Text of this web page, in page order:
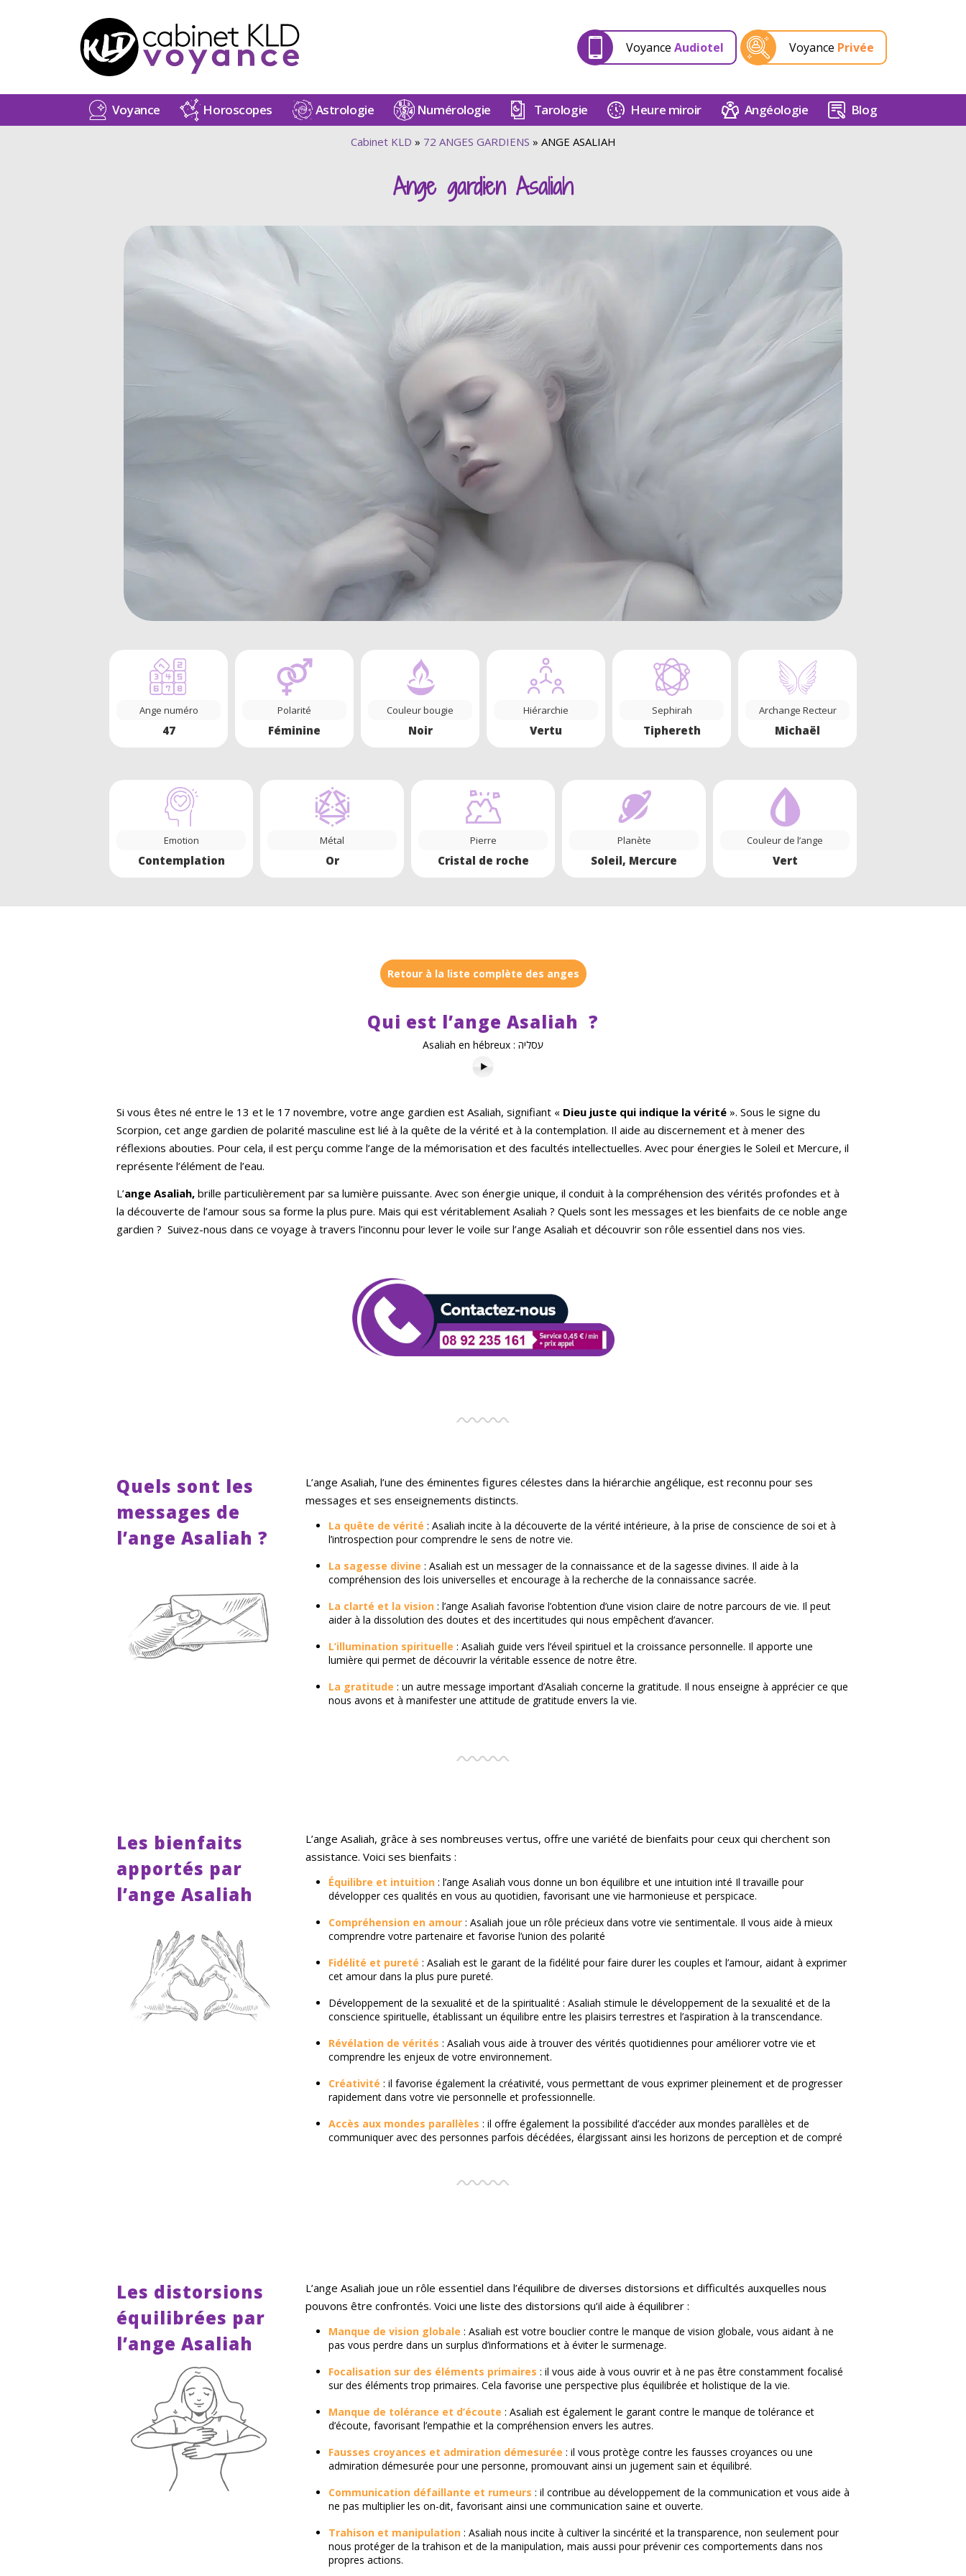
Voyance Audiotel Voyance Privée
Voyance Horoscopes Astrologie Numérologie Tarologie Heure miroir Angéologie Blog
Cabinet KLD » 72 ANGES GARDIENS » ANGE ASALIAH
Ange gardien Asaliah
Ange numéro
47
Polarité
Féminine
Couleur bougie
Noir
Hiérarchie
Vertu
Sephirah
Tiphereth
Archange Recteur
Michaël
Emotion
Contemplation
Métal
Or
Pierre
Cristal de roche
Planète
Soleil, Mercure
Couleur de l’ange
Vert
Retour à la liste complète des anges
Qui est l’ange Asaliah ?
Asaliah en hébreux : עסליה
Si vous êtes né entre le 13 et le 17 novembre, votre ange gardien est Asaliah, signifiant « Dieu juste qui indique la vérité ». Sous le signe du
Scorpion, cet ange gardien de polarité masculine est lié à la quête de la vérité et à la contemplation. Il aide au discernement et à mener des
réflexions abouties. Pour cela, il est perçu comme l’ange de la mémorisation et des facultés intellectuelles. Avec pour énergies le Soleil et Mercure, il
représente l’élément de l’eau.
L’ange Asaliah, brille particulièrement par sa lumière puissante. Avec son énergie unique, il conduit à la compréhension des vérités profondes et à
la découverte de l’amour sous sa forme la plus pure. Mais qui est véritablement Asaliah ? Quels sont les messages et les bienfaits de ce noble ange
gardien ? Suivez-nous dans ce voyage à travers l’inconnu pour lever le voile sur l’ange Asaliah et découvrir son rôle essentiel dans nos vies.
Quels sont les
messages de
l’ange Asaliah ?
L’ange Asaliah, l’une des éminentes figures célestes dans la hiérarchie angélique, est reconnu pour ses
messages et ses enseignements distincts.
La quête de vérité : Asaliah incite à la découverte de la vérité intérieure, à la prise de conscience de soi et à
l’introspection pour comprendre le sens de notre vie.
La sagesse divine : Asaliah est un messager de la connaissance et de la sagesse divines. Il aide à la
compréhension des lois universelles et encourage à la recherche de la connaissance sacrée.
La clarté et la vision: l’ange Asaliah favorise l’obtention d’une vision claire de notre parcours de vie. Il peut
aider à la dissolution des doutes et des incertitudes qui nous empêchent d’avancer.
L’illumination spirituelle : Asaliah guide vers l’éveil spirituel et la croissance personnelle. Il apporte une
lumière qui permet de découvrir la véritable essence de notre être.
La gratitude : un autre message important d’Asaliah concerne la gratitude. Il nous enseigne à apprécier ce que
nous avons et à manifester une attitude de gratitude envers la vie.
Les bienfaits
apportés par
l’ange Asaliah
L’ange Asaliah, grâce à ses nombreuses vertus, offre une variété de bienfaits pour ceux qui cherchent son
assistance. Voici ses bienfaits :
Équilibre et intuition: l’ange Asaliah vous donne un bon équilibre et une intuition inté Il travaille pour
développer ces qualités en vous au quotidien, favorisant une vie harmonieuse et perspicace.
Compréhension en amour : Asaliah joue un rôle précieux dans votre vie sentimentale. Il vous aide à mieux
comprendre votre partenaire et favorise l’union des polarité
Fidélité et pureté : Asaliah est le garant de la fidélité pour faire durer les couples et l’amour, aidant à exprimer
cet amour dans la plus pure pureté.
Développement de la sexualité et de la spiritualité : Asaliah stimule le développement de la sexualité et de la
conscience spirituelle, établissant un équilibre entre les plaisirs terrestres et l’aspiration à la transcendance.
Révélation de vérités : Asaliah vous aide à trouver des vérités quotidiennes pour améliorer votre vie et
comprendre les enjeux de votre environnement.
Créativité : il favorise également la créativité, vous permettant de vous exprimer pleinement et de progresser
rapidement dans votre vie personnelle et professionnelle.
Accès aux mondes parallèles : il offre également la possibilité d’accéder aux mondes parallèles et de
communiquer avec des personnes parfois décédées, élargissant ainsi les horizons de perception et de compré
Les distorsions
équilibrées par
l’ange Asaliah
L’ange Asaliah joue un rôle essentiel dans l’équilibre de diverses distorsions et difficultés auxquelles nous
pouvons être confrontés. Voici une liste des distorsions qu’il aide à équilibrer :
Manque de vision globale : Asaliah est votre bouclier contre le manque de vision globale, vous aidant à ne
pas vous perdre dans un surplus d’informations et à éviter le surmenage.
Focalisation sur des éléments primaires : il vous aide à vous ouvrir et à ne pas être constamment focalisé
sur des éléments trop primaires. Cela favorise une perspective plus équilibrée et holistique de la vie.
Manque de tolérance et d’écoute : Asaliah est également le garant contre le manque de tolérance et
d’écoute, favorisant l’empathie et la compréhension envers les autres.
Fausses croyances et admiration démesurée : il vous protège contre les fausses croyances ou une
admiration démesurée pour une personne, promouvant ainsi un jugement sain et équilibré.
Communication défaillante et rumeurs : il contribue au développement de la communication et vous aide à
ne pas multiplier les on-dit, favorisant ainsi une communication saine et ouverte.
Trahison et manipulation : Asaliah nous incite à cultiver la sincérité et la transparence, non seulement pour
nous protéger de la trahison et de la manipulation, mais aussi pour prévenir ces comportements dans nos
propres actions.